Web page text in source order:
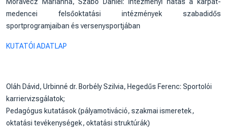
medencei felsőoktatási intézmények szabadidős
sportprogramjaiban és versenysportjában
KUTATÓI ADATLAP
Oláh Dávid, Urbinné dr. Borbély Szilvia, Hegedűs Ferenc: Sportolói
karriervizsgálatok;
Pedagógus kutatások (pályamotiváció, szakmai ismeretek,
oktatási tevékenységek, oktatási struktúrák)